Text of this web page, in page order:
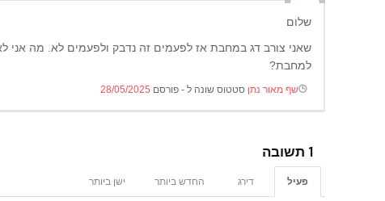
שלום
שאני צורב דג במחבת אז לפעמים זה נדבק ולפעמים לא. מה אני
למחבת?
שף מאור נתן סטטוס שונה ל - פורסם 28/05/2025
1 תשובה
פעיל דירג החדש ביותר ישן ביותר